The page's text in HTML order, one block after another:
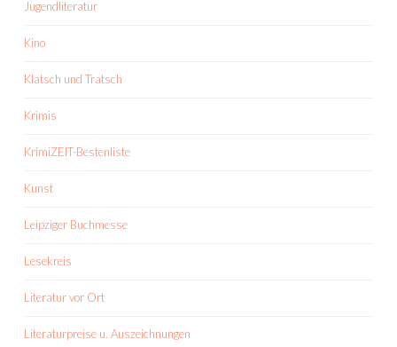
Jugendliteratur
Kino
Klatsch und Tratsch
Krimis
KrimiZEIT-Bestenliste
Kunst
Leipziger Buchmesse
Lesekreis
Literatur vor Ort
Literaturpreise u. Auszeichnungen